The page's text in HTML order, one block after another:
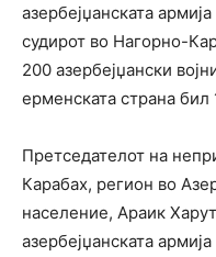
азербејџанската
судирот во Нагорно-
200 азербејџански
ерменската страна
Претседателот на
Карабах, регион во
население, Араик
азербејџанската